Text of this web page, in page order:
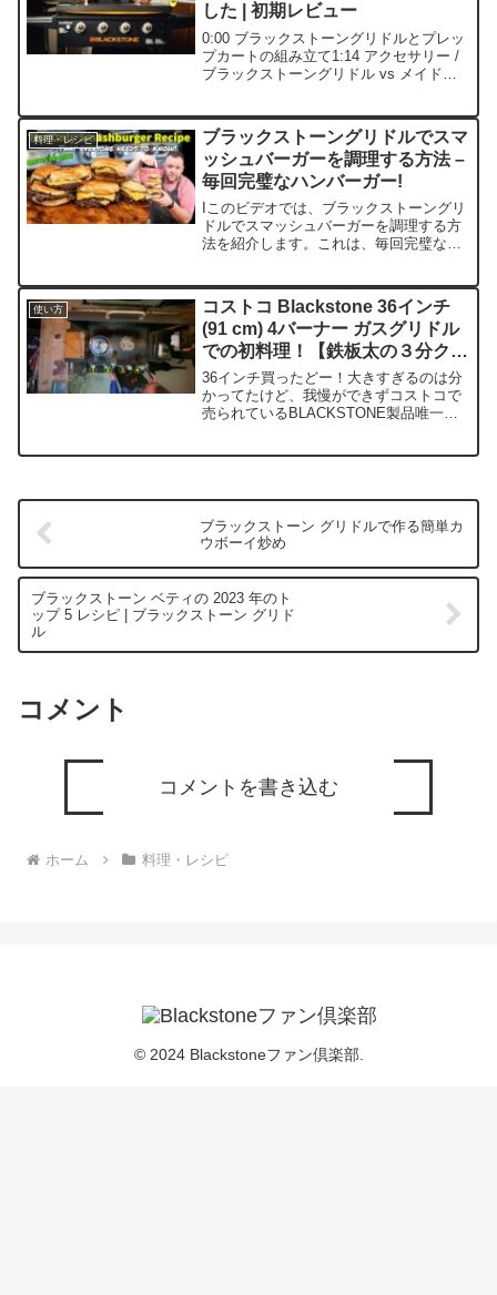
した | 初期レビュー
0:00 ブラックストーングリドルとプレッ
プカートの組み立て1:14 アクセサリー /
ブラックストーングリドル vs メイドイ
36インチのブラックス...
料理・レシピ
ブラックストーングリドルでスマ
ッシュバーガーを調理する方法 –
毎回完璧なハンバーガー!
Iこのビデオでは、ブラックストーングリ
ドルでスマッシュバーガーを調理する方
法を紹介します。これは、毎回完璧なハ
たい人に最適なツールです。毎回、ブラ
ックストーングリドルを...
使い方
コストコ Blackstone 36インチ
(91 cm) 4バーナー ガスグリドル
での初料理！【鉄板太の３分クッ
キング（シャリアピンステー
キ）】
36インチ買ったどー！大きすぎるのは分
かってたけど、我慢ができずコストコで
売られているBLACKSTONE製品唯一の
ブラックストーン グリドルで作る簡単カ
ウボーイ炒め
ブラックストーン ベティの 2023 年のト
ップ 5 レシピ | ブラックストーン グリド
ル
コメント
コメントを書き込む
ホーム 料理・レシピ
© 2024 Blackstoneファン倶楽部.